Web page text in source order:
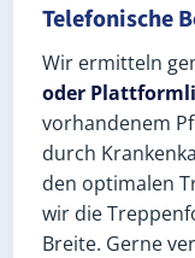
Telefonische
Wir ermitteln
oder
vorhandenem
durch
den optimalen
wir die
Breite. Gerne